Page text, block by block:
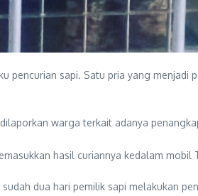
pencurian sapi. Satu pria yang
warga terkait adanya
hasil curiannya kedalam
dua hari pemilik sapi melakukan